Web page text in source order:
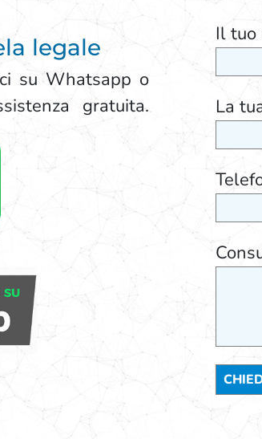
legale
su Whatsapp o
gratuita.
Il tuo
La